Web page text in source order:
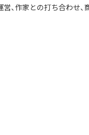
、作家との打ち合わせ、